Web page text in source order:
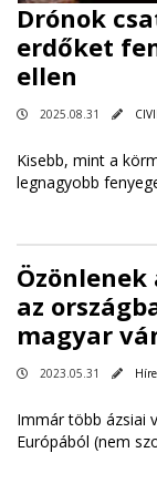
Drónok
erdőket
ellen
2025.08.31
Kisebb, mint a
legnagyobb
Özönlenek
az
magyar
2023.05.31
Immár több ázsiai
Európából (nem